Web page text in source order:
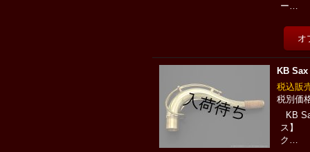
ー…
KB
税込
KB
ス】
ク…